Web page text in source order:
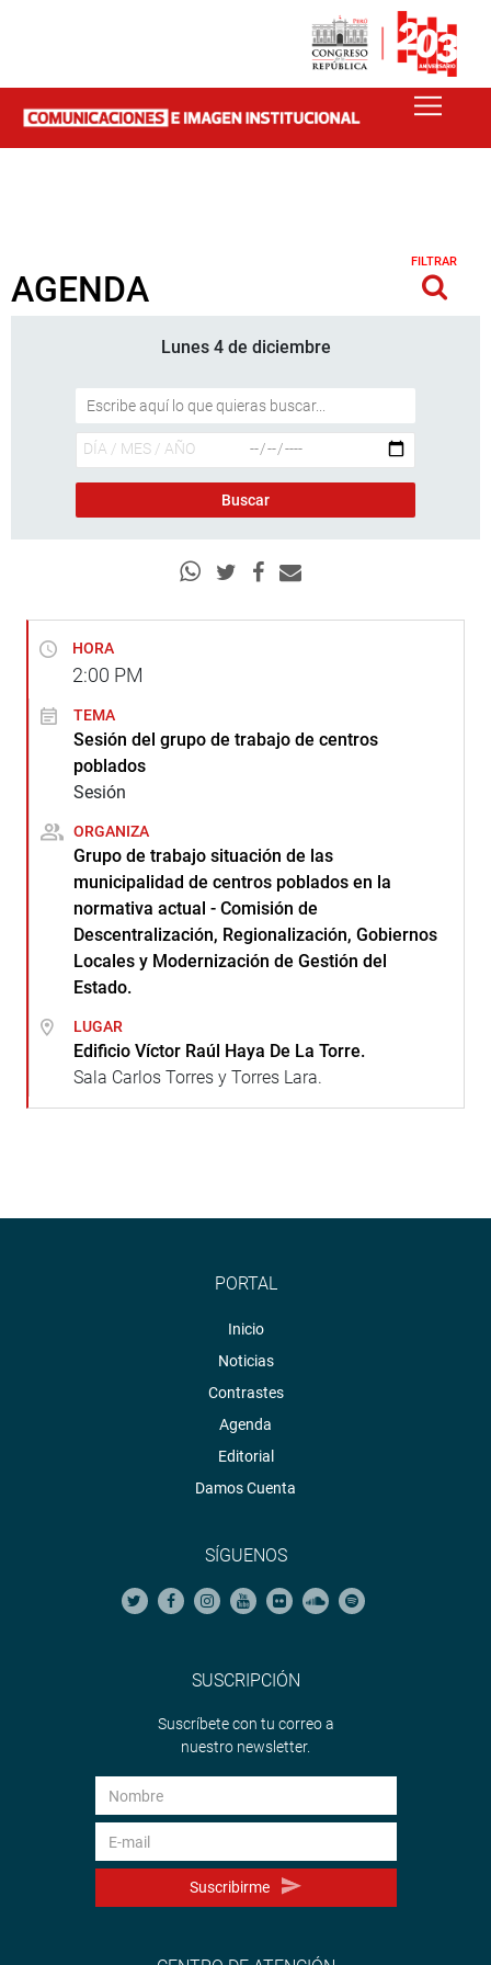
AGENDA
FILTRAR
Lunes 4 de diciembre
HORA
2:00 PM
TEMA
Sesión del grupo de trabajo de centros
poblados
Sesión
ORGANIZA
Grupo de trabajo situación de las
municipalidad de centros poblados en la
normativa actual - Comisión de
Descentralización, Regionalización, Gobiernos
Locales y Modernización de Gestión del
Estado.
LUGAR
Edificio Víctor Raúl Haya De La Torre.
Sala Carlos Torres y Torres Lara.
PORTAL
Inicio
Noticias
Contrastes
Agenda
Editorial
Damos Cuenta
SÍGUENOS
SUSCRIPCIÓN
Suscríbete con tu correo a
nuestro newsletter.
Suscribirme